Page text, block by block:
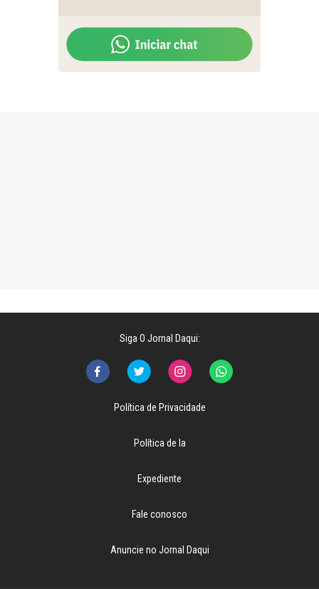
Siga O Jornal Daqui:
Política de Privacidade
Política de Ia
Expediente
Fale conosco
Anuncie no Jornal Daqui